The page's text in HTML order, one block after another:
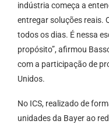
indústria começa a
entregar soluções reais.
todos os dias. É nessa
propósito”, afirmou
com a participação de
Unidos.
No ICS, realizado de
unidades da Bayer ao